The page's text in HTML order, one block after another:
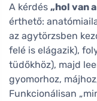
A kérdés „hol van
érthető:
az agytörzsben
felé is elágazik),
tüdőkhöz), majd
gyomorhoz,
Funkcionálisan